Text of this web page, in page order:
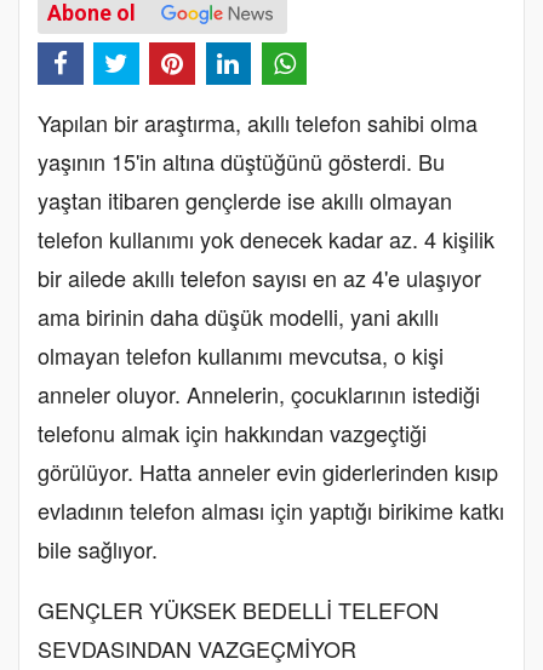
Abone ol
Yapılan bir araştırma, akıllı telefon sahibi olma
yaşının 15'in altına düştüğünü gösterdi. Bu
yaştan itibaren gençlerde ise akıllı olmayan
telefon kullanımı yok denecek kadar az. 4 kişilik
bir ailede akıllı telefon sayısı en az 4'e ulaşıyor
ama birinin daha düşük modelli, yani akıllı
olmayan telefon kullanımı mevcutsa, o kişi
anneler oluyor. Annelerin, çocuklarının istediği
telefonu almak için hakkından vazgeçtiği
görülüyor. Hatta anneler evin giderlerinden kısıp
evladının telefon alması için yaptığı birikime katkı
bile sağlıyor.
GENÇLER YÜKSEK BEDELLİ TELEFON
SEVDASINDAN VAZGEÇMİYOR